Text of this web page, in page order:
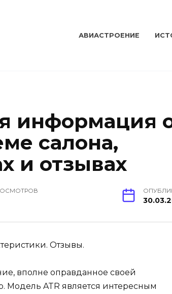
АВИАСТРОЕНИЕ
информация
салона,
и отзывах
вполне оправданное своей
Модель ATR является интересным